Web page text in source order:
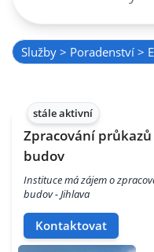
Služby > Poradenství >
stále aktivní
Zpracování
budov
Instituce má zájem o
budov - Jihlava
Kontaktovat